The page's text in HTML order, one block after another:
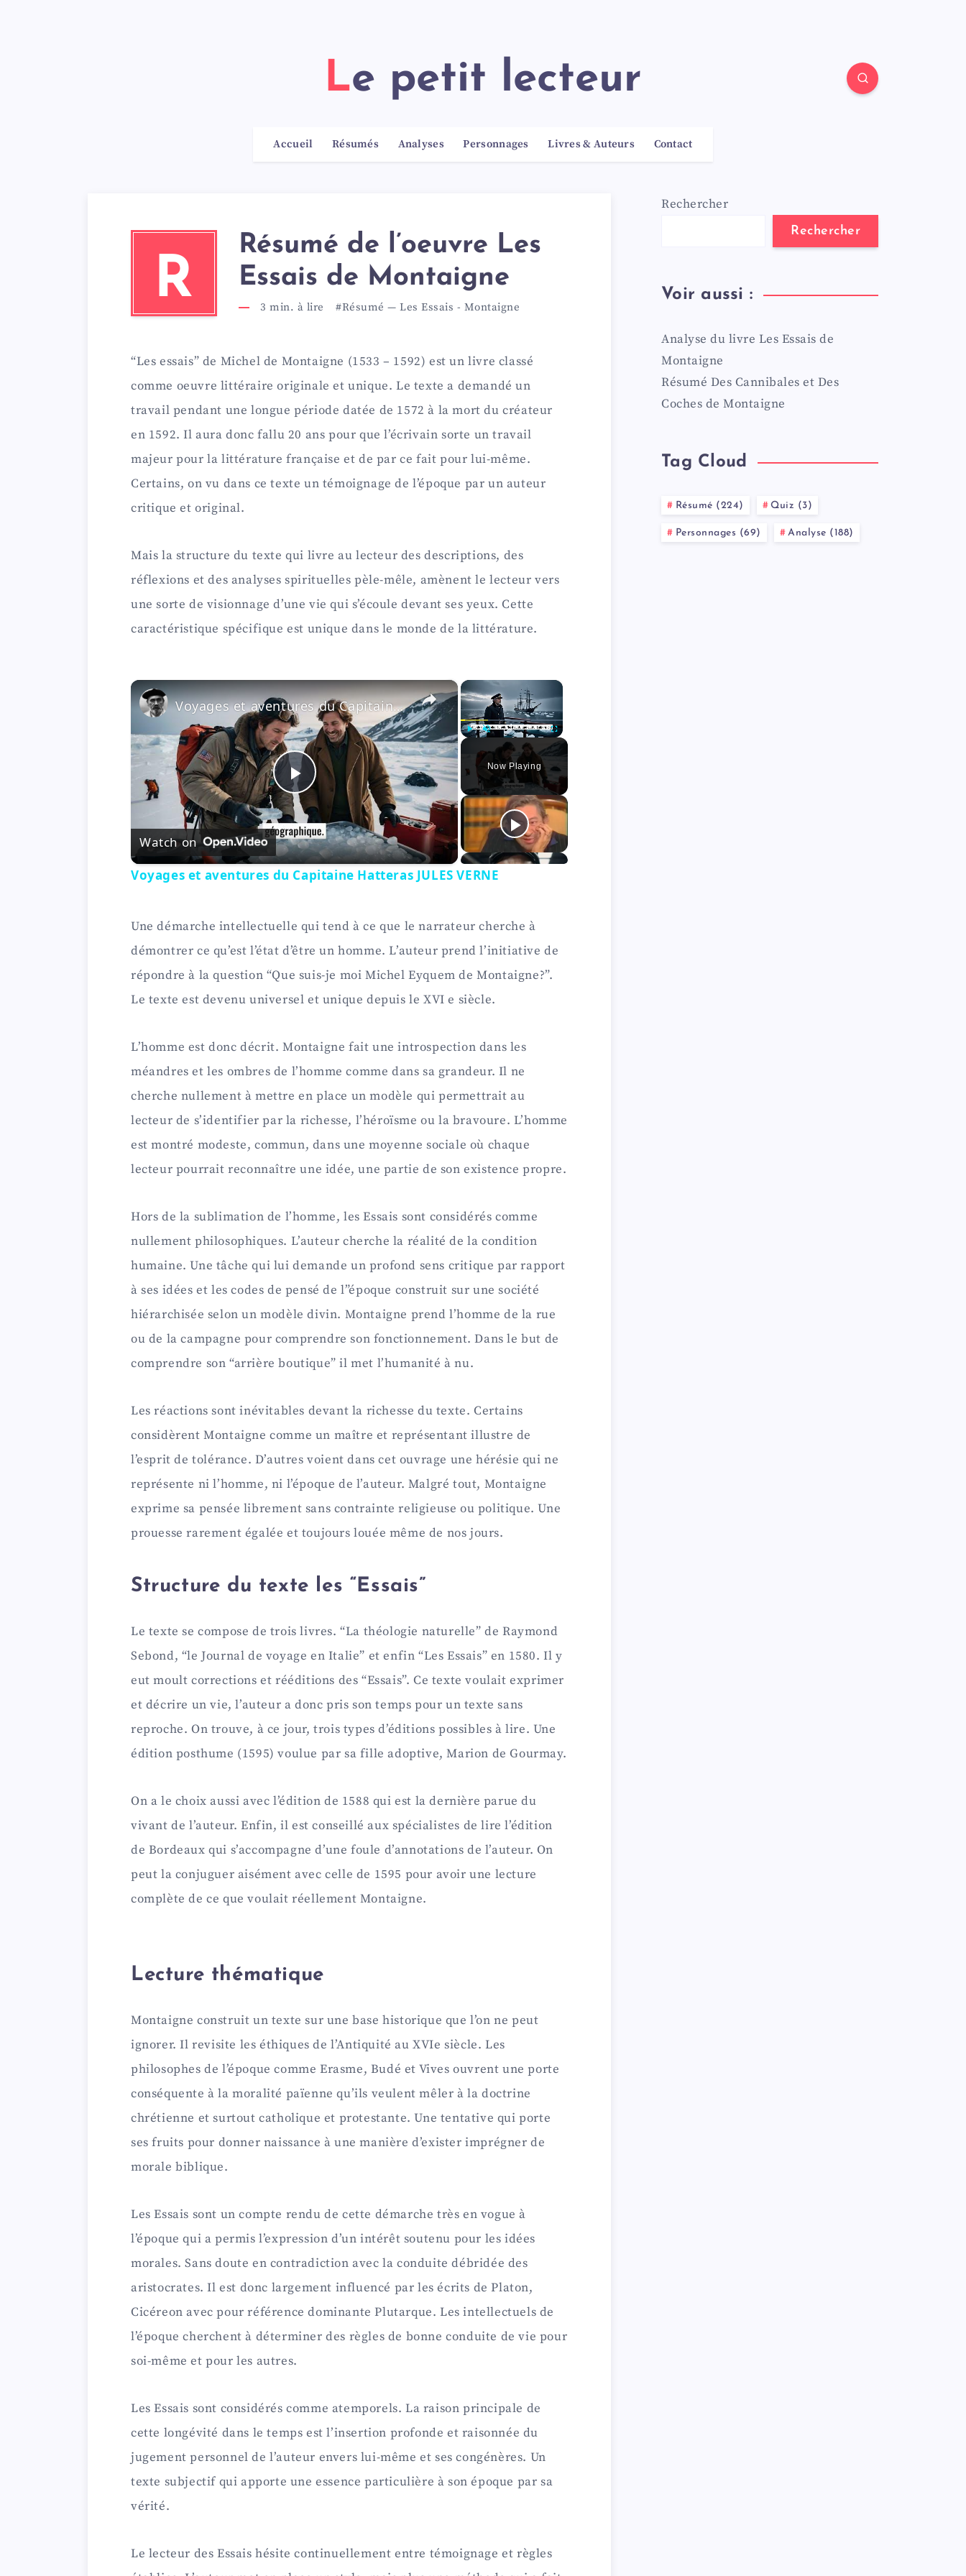
Le petit lecteur
Accueil Résumés Analyses Personnages Livres & Auteurs Contact
R
Résumé de l’oeuvre Les
Essais de Montaigne
3 min. à lire #Résumé — Les Essais - Montaigne
“Les essais” de Michel de Montaigne (1533 – 1592) est un livre classé
comme oeuvre littéraire originale et unique. Le texte a demandé un
travail pendant une longue période datée de 1572 à la mort du créateur
en 1592. Il aura donc fallu 20 ans pour que l’écrivain sorte un travail
majeur pour la littérature française et de par ce fait pour lui-même.
Certains, on vu dans ce texte un témoignage de l’époque par un auteur
critique et original.
Mais la structure du texte qui livre au lecteur des descriptions, des
réflexions et des analyses spirituelles pèle-mêle, amènent le lecteur vers
une sorte de visionnage d’une vie qui s’écoule devant ses yeux. Cette
caractéristique spécifique est unique dans le monde de la littérature.
×
Unmute Fullscreen
Now Playing
×
P
l
a
y
i
d
e
o
Voyages et aventures du Capitaine Hatteras JULES VERNE
Watch on
Voyages et aventures du Capitaine Hatteras JULES VERNE
Une démarche intellectuelle qui tend à ce que le narrateur cherche à
démontrer ce qu’est l’état d’être un homme. L’auteur prend l’initiative de
répondre à la question “Que suis-je moi Michel Eyquem de Montaigne?”.
Le texte est devenu universel et unique depuis le XVI e siècle.
L’homme est donc décrit. Montaigne fait une introspection dans les
méandres et les ombres de l’homme comme dans sa grandeur. Il ne
cherche nullement à mettre en place un modèle qui permettrait au
lecteur de s’identifier par la richesse, l’héroïsme ou la bravoure. L’homme
est montré modeste, commun, dans une moyenne sociale où chaque
lecteur pourrait reconnaître une idée, une partie de son existence propre.
Hors de la sublimation de l’homme, les Essais sont considérés comme
nullement philosophiques. L’auteur cherche la réalité de la condition
humaine. Une tâche qui lui demande un profond sens critique par rapport
à ses idées et les codes de pensé de l”époque construit sur une société
hiérarchisée selon un modèle divin. Montaigne prend l’homme de la rue
ou de la campagne pour comprendre son fonctionnement. Dans le but de
comprendre son “arrière boutique” il met l’humanité à nu.
Les réactions sont inévitables devant la richesse du texte. Certains
considèrent Montaigne comme un maître et représentant illustre de
l’esprit de tolérance. D’autres voient dans cet ouvrage une hérésie qui ne
représente ni l’homme, ni l’époque de l’auteur. Malgré tout, Montaigne
exprime sa pensée librement sans contrainte religieuse ou politique. Une
prouesse rarement égalée et toujours louée même de nos jours.
Structure du texte les “Essais”
Le texte se compose de trois livres. “La théologie naturelle” de Raymond
Sebond, “le Journal de voyage en Italie” et enfin “Les Essais” en 1580. Il y
eut moult corrections et rééditions des “Essais”. Ce texte voulait exprimer
et décrire un vie, l’auteur a donc pris son temps pour un texte sans
reproche. On trouve, à ce jour, trois types d’éditions possibles à lire. Une
édition posthume (1595) voulue par sa fille adoptive, Marion de Gourmay.
On a le choix aussi avec l’édition de 1588 qui est la dernière parue du
vivant de l’auteur. Enfin, il est conseillé aux spécialistes de lire l’édition
de Bordeaux qui s’accompagne d’une foule d’annotations de l’auteur. On
peut la conjuguer aisément avec celle de 1595 pour avoir une lecture
complète de ce que voulait réellement Montaigne.
Lecture thématique
Montaigne construit un texte sur une base historique que l’on ne peut
ignorer. Il revisite les éthiques de l’Antiquité au XVIe siècle. Les
philosophes de l’époque comme Erasme, Budé et Vives ouvrent une porte
conséquente à la moralité païenne qu’ils veulent mêler à la doctrine
chrétienne et surtout catholique et protestante. Une tentative qui porte
ses fruits pour donner naissance à une manière d’exister imprégner de
morale biblique.
Les Essais sont un compte rendu de cette démarche très en vogue à
l’époque qui a permis l’expression d’un intérêt soutenu pour les idées
morales. Sans doute en contradiction avec la conduite débridée des
aristocrates. Il est donc largement influencé par les écrits de Platon,
Cicéreon avec pour référence dominante Plutarque. Les intellectuels de
l’époque cherchent à déterminer des règles de bonne conduite de vie pour
soi-même et pour les autres.
Les Essais sont considérés comme atemporels. La raison principale de
cette longévité dans le temps est l’insertion profonde et raisonnée du
jugement personnel de l’auteur envers lui-même et ses congénères. Un
texte subjectif qui apporte une essence particulière à son époque par sa
vérité.
Le lecteur des Essais hésite continuellement entre témoignage et règles
Rechercher
Rechercher
Voir aussi :
Analyse du livre Les Essais de
Montaigne
Résumé Des Cannibales et Des
Coches de Montaigne
Tag Cloud
Résumé (224) Quiz (3)
Personnages (69) Analyse (188)